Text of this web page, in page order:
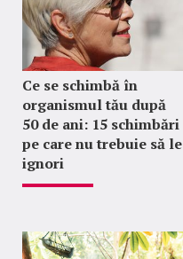
Ce se schimbă în
organismul tău după
50 de ani: 15 schimbări
pe care nu trebuie să le
ignori